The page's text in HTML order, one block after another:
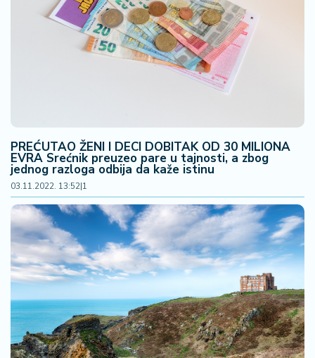
PREĆUTAO ŽENI I DECI DOBITAK OD 30 MILIONA
EVRA Srećnik preuzeo pare u tajnosti, a zbog
jednog razloga odbija da kaže istinu
03.11.2022. 13:52|1